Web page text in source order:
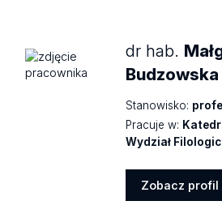
dr hab.
Budzowska
Stanowisko:
Pracuje w:
Wydział
Zobacz profil